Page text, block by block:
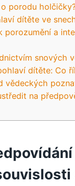
porodu‍
‍dítěte ve
porozumění a
snových
dítěte: Co
vědeckých
na